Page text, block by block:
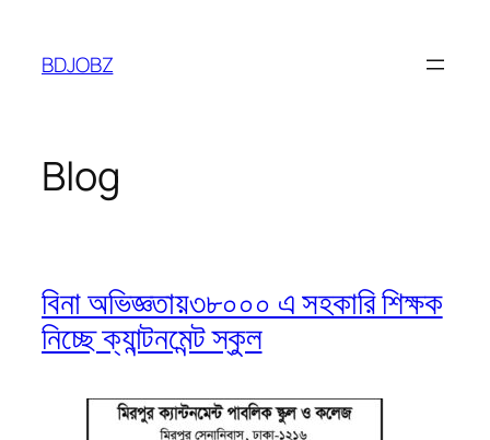
content
BDJOBZ
Blog
বিনা অভিজ্ঞতায়৩৮০০০ এ সহকারি শিক্ষক
নিচ্ছে ক্যান্টনমেন্ট স্কুল